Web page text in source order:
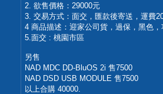
2. 欲售價格：29000元
3. 交易方式：面交，匯款後寄送，運費
4 商品描述：迎家公司貨，過保，黑色
5.面交 : 桃園市區
另售
NAD MDC DD-BluOS 2i 售7500
NAD DSD USB MODULE 售7500
以上合購 40000.